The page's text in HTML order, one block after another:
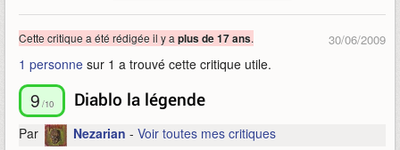
Ce jeu, un des premiers à moitié persistant, permets à la fois
de s'amuser dans son coin ou en groupe, en tapant du monstre
ou du joueur et en permettant un commerce vivant entre les
joueurs, même encore aujourd'hui. Ce titre est bien au delà du
temps et quiconque ne l'a jamais eu entre les mains se doit de
mettre de côté son aversion pour la partie graphique et de
30/06/2009
Cette critique a été rédigée il y a plus de 17 ans.
1 personne sur 1 a trouvé cette critique utile.
9 /10 Diablo la légende
Par Nezarian - Voir toutes mes critiques